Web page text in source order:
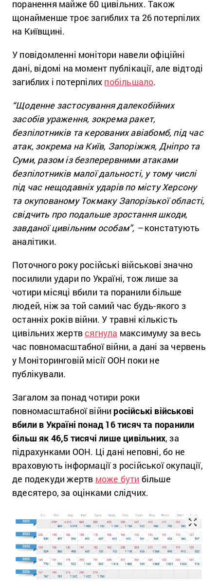
поранення майже 60 цивільних. Також
щонайменше троє загиблих та 26 потерпілих
на Київщині.
У повідомленні монітори навели офіційні
дані, відомі на момент публікації, але відтоді
загиблих і потерпілих побільшало.
“Щоденне застосування далекобійних
засобів ураження, зокрема ракет,
безпілотників та керованих авіабомб, під час
атак, зокрема на Київ, Запоріжжя, Дніпро та
Суми, разом із безперервними атаками
безпілотників малої дальності, у тому числі
під час нещодавніх ударів по місту Херсону
та окупованому Токмаку Запорізької області,
свідчить про подальше зростання шкоди,
завданої цивільним особам”, –констатують
аналітики.
Поточного року російські військові значно
посилили удари по Україні, тож лише за
чотири місяці вбили та поранили більше
людей, ніж за той самий час будь-якого з
останніх років війни. У травні кількість
цивільних жертв сягнула максимуму за весь
час повномасштабної війни, а дані за червень
у Моніторинговій місії ООН поки не
публікували.
Загалом за понад чотири роки
повномасштабної війни російські військові
вбили в Україні понад 16 тисяч та поранили
більш як 46,5 тисячі лише цивільних, за
підрахунками ООН. Ці дані неповні, бо не
враховують інформації з російської окупації,
де подекуди жертв може бути більше
вдесятеро, за оцінками слідчих.